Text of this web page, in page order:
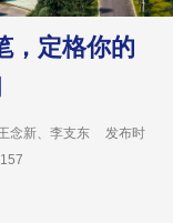
，定格你的
念新、李支东
发布时
157